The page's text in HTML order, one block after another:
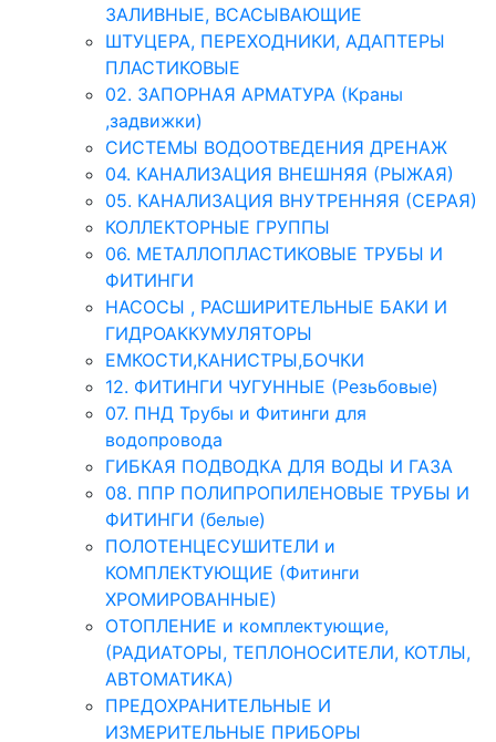
ЗАЛИВНЫЕ, ВСАСЫВАЮЩИЕ
ШТУЦЕРА, ПЕРЕХОДНИКИ, АДАПТЕРЫ
ПЛАСТИКОВЫЕ
02. ЗАПОРНАЯ АРМАТУРА (Краны
,задвижки)
СИСТЕМЫ ВОДООТВЕДЕНИЯ ДРЕНАЖ
04. КАНАЛИЗАЦИЯ ВНЕШНЯЯ (РЫЖАЯ)
05. КАНАЛИЗАЦИЯ ВНУТРЕННЯЯ (СЕРАЯ)
КОЛЛЕКТОРНЫЕ ГРУППЫ
06. МЕТАЛЛОПЛАСТИКОВЫЕ ТРУБЫ И
ФИТИНГИ
НАСОСЫ , РАСШИРИТЕЛЬНЫЕ БАКИ И
ГИДРОАККУМУЛЯТОРЫ
ЕМКОСТИ,КАНИСТРЫ,БОЧКИ
12. ФИТИНГИ ЧУГУННЫЕ (Резьбовые)
07. ПНД Трубы и Фитинги для
водопровода
ГИБКАЯ ПОДВОДКА ДЛЯ ВОДЫ И ГАЗА
08. ППР ПОЛИПРОПИЛЕНОВЫЕ ТРУБЫ И
ФИТИНГИ (белые)
ПОЛОТЕНЦЕСУШИТЕЛИ и
КОМПЛЕКТУЮЩИЕ (Фитинги
ХРОМИРОВАННЫЕ)
ОТОПЛЕНИЕ и комплектующие,
(РАДИАТОРЫ, ТЕПЛОНОСИТЕЛИ, КОТЛЫ,
АВТОМАТИКА)
ПРЕДОХРАНИТЕЛЬНЫЕ И
ИЗМЕРИТЕЛЬНЫЕ ПРИБОРЫ